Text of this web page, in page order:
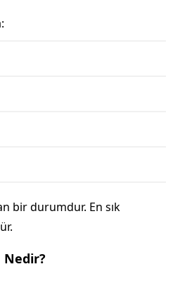
bir durumdur. En sık
Nedir?